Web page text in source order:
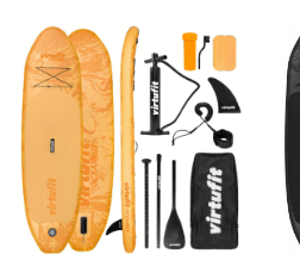
Kezdőknek és haladóknak is
tökéletes!